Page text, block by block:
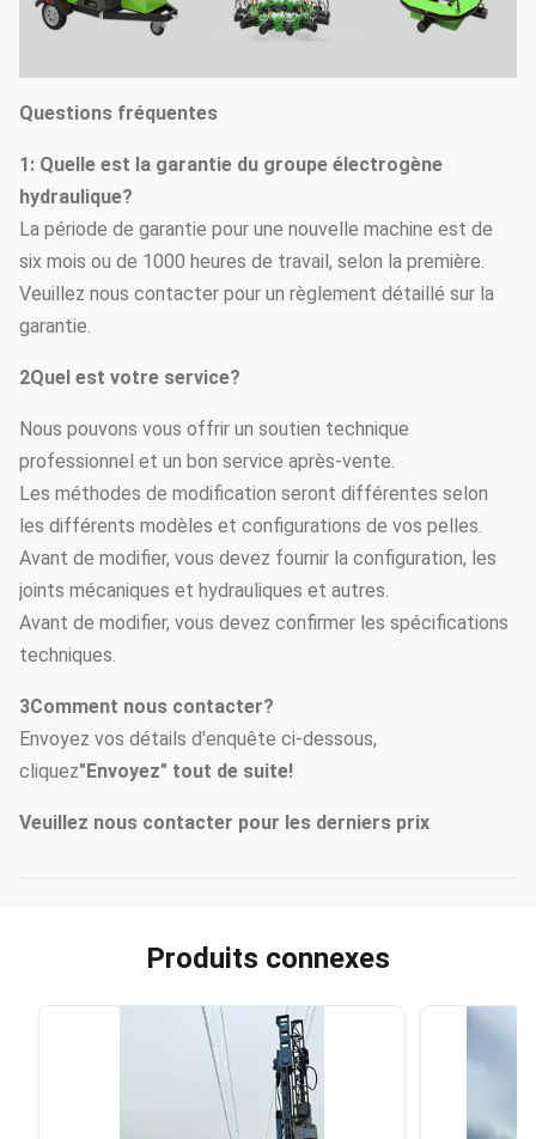
Questions fréquentes
1: Quelle est la garantie du groupe électrogène
hydraulique?
La période de garantie pour une nouvelle machine est de
six mois ou de 1000 heures de travail, selon la première.
Veuillez nous contacter pour un règlement détaillé sur la
garantie.
2Quel est votre service?
Nous pouvons vous offrir un soutien technique
professionnel et un bon service après-vente.
Les méthodes de modification seront différentes selon
les différents modèles et configurations de vos pelles.
Avant de modifier, vous devez fournir la configuration, les
joints mécaniques et hydrauliques et autres.
Avant de modifier, vous devez confirmer les spécifications
techniques.
3Comment nous contacter?
Envoyez vos détails d'enquête ci-dessous,
cliquez"Envoyez" tout de suite!
Veuillez nous contacter pour les derniers prix
Produits connexes